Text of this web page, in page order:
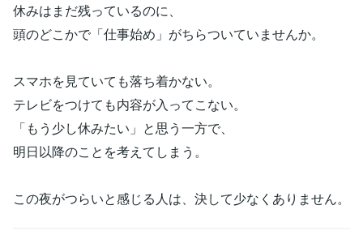
休みはまだ残っているのに、
頭のどこかで「仕事始め」がちらついていませんか。
スマホを見ていても落ち着かない。
テレビをつけても内容が入ってこない。
「もう少し休みたい」と思う一方で、
明日以降のことを考えてしまう。
この夜がつらいと感じる人は、決して少なくありません。